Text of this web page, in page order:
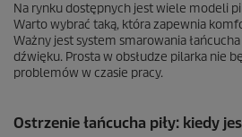
Na rynku dostępnych jest wiele modeli
Warto wybrać taką, która zapewnia
Ważny jest system smarowania
dźwięku. Prosta w obsłudze pilarka nie
problemów w czasie pracy.
Ostrzenie łańcucha piły: kiedy